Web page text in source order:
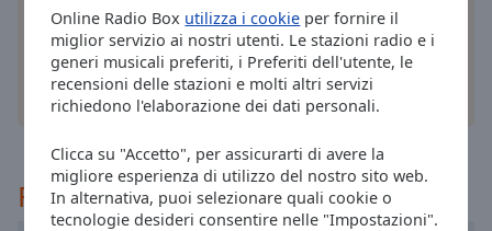
Online Radio Box utilizza i cookie per fornire il
miglior servizio ai nostri utenti. Le stazioni radio e i
generi musicali preferiti, i Preferiti dell'utente, le
recensioni delle stazioni e molti altri servizi
richiedono l'elaborazione dei dati personali.
Clicca su "Accetto", per assicurarti di avere la
migliore esperienza di utilizzo del nostro sito web.
In alternativa, puoi selezionare quali cookie o
tecnologie desideri consentire nelle "Impostazioni".
window.
altre opzioni
Raccomandato